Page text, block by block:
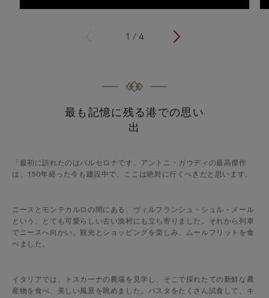
1 / 4 >
最も記憶に残る港での思い
出
「最初に訪れたのはバルセロナです。アントニ・ガウディの最高傑作
は、150年経った今も建設中で、ここは絶対に行くべきだと思います。
ニースとモンテカルロの間にある、ヴィルフランシュ・シュル・メール
という、とても可愛らしい古い漁村にも立ち寄りました。それから列車
でニースへ向かい、観光とショッピングを楽しみ、ムールフリットを食
べました。
イタリアでは、トスカーナの農場を見学し、そこで採れたての新鮮な農
産物を食べ、美しい風景を眺めました。パスタをたくさん試食して、キ